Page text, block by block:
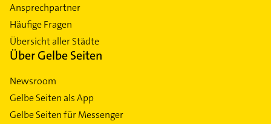
Ansprechpartner
Häufige Fragen
Übersicht aller Städte
Über Gelbe Seiten
Newsroom
Gelbe Seiten als App
Gelbe Seiten für Messenger